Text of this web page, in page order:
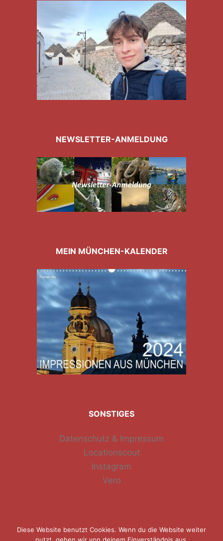
NEWSLETTER-ANMELDUNG
MEIN MÜNCHEN-KALENDER
SONSTIGES
Datenschutz & Impressum
Locationscout
Instagram
Vero
Diese Website benutzt Cookies. Wenn du die Website weiter